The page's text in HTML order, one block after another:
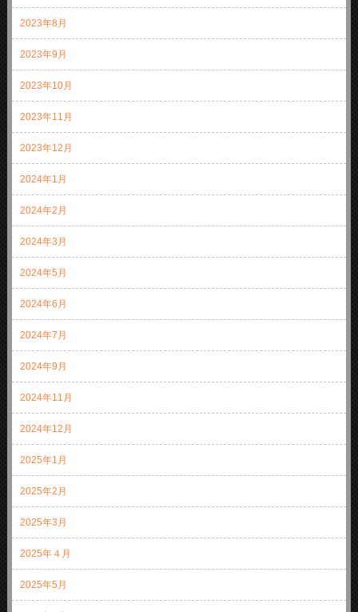
2023年8月
2023年9月
2023年10月
2023年11月
2023年12月
2024年1月
2024年2月
2024年3月
2024年5月
2024年6月
2024年7月
2024年9月
2024年11月
2024年12月
2025年1月
2025年2月
2025年3月
2025年４月
2025年5月